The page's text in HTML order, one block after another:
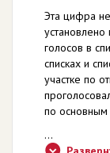
Эта цифра не
установлено
голосов в
списках и
участке по
по основным
...